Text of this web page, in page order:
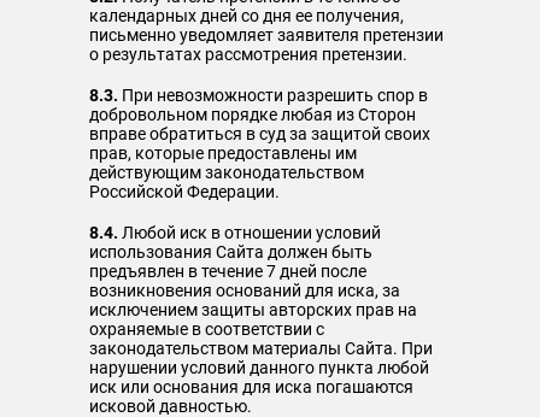
календарных дней со дня ее получения,
письменно уведомляет заявителя претензии
о результатах рассмотрения претензии.
8.3. При невозможности разрешить спор в
добровольном порядке любая из Сторон
вправе обратиться в суд за защитой своих
прав, которые предоставлены им
действующим законодательством
Российской Федерации.
8.4. Любой иск в отношении условий
использования Сайта должен быть
предъявлен в течение 7 дней после
возникновения оснований для иска, за
исключением защиты авторских прав на
охраняемые в соответствии с
законодательством материалы Сайта. При
нарушении условий данного пункта любой
иск или основания для иска погашаются
исковой давностью.